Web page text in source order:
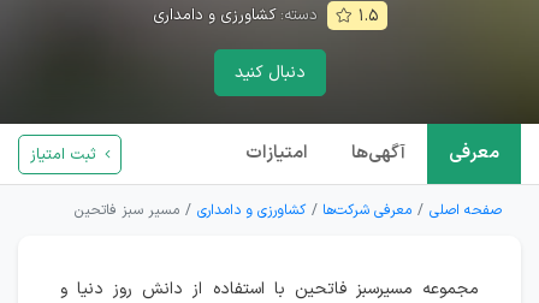
۱.۵ دسته:کشاورزی و دامداری
دنبال کنید
معرفی آگهی‌ها امتیازات ثبت امتیاز
صفحه اصلی معرفی شرکت‌ها کشاورزی و دامداری مسیر سبز فاتحین
مجموعه مسیرسبز فاتحین با استفاده از دانش روز دنیا و